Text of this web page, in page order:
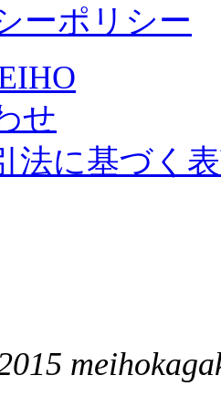
ーポリシー
せ
法に基づく